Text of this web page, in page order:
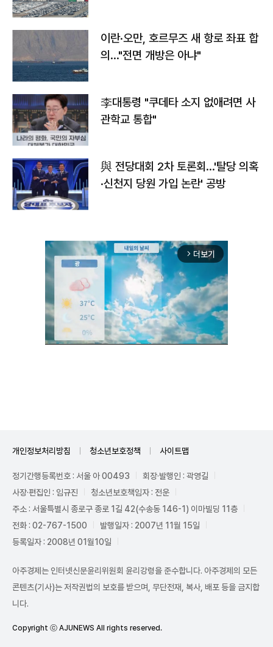
이란·오만, 호르무즈 새 항로 좌표 합
의…"전면 개방은 아냐"
李대통령 "쿠데타 소지 없애려면 사
관학교 통합"
與 전당대회 2차 토론회…'탈당 의혹
·신천지 당원 가입 논란' 공방
arrow_forward_ios 더보기
개인정보처리방침 청소년보호정책 사이트맵
정기간행등록번호 : 서울 아 00493
회장·발행인 : 곽영길
사장·편집인 : 임규진
청소년보호책임자 : 전운
주소 : 서울특별시 종로구 종로 1길 42(수송동 146-1) 이마빌딩 11층
전화 : 02-767-1500
발행일자 : 2007년 11월 15일
등록일자 : 2008년 01월10일
아주경제는 인터넷신문윤리위원회 윤리강령을 준수합니다. 아주경제의 모든
콘텐츠(기사)는 저작권법의 보호를 받으며, 무단전재, 복사, 배포 등을 금지합
니다.
Copyright ⓒ AJUNEWS All rights reserved.